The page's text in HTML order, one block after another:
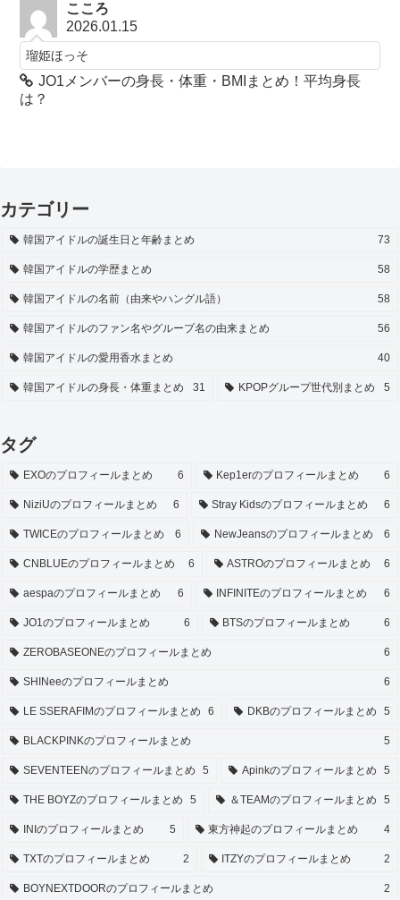
こころ
2026.01.15
瑠姫ほっそ
JO1メンバーの身長・体重・BMIまとめ！平均身長
は？
カテゴリー
韓国アイドルの誕生日と年齢まとめ 73
韓国アイドルの学歴まとめ 58
韓国アイドルの名前（由来やハングル語） 58
韓国アイドルのファン名やグループ名の由来まとめ 56
韓国アイドルの愛用香水まとめ 40
韓国アイドルの身長・体重まとめ 31 KPOPグループ世代別まとめ 5
タグ
EXOのプロフィールまとめ 6 Kep1erのプロフィールまとめ 6
NiziUのプロフィールまとめ 6 Stray Kidsのプロフィールまとめ 6
TWICEのプロフィールまとめ 6 NewJeansのプロフィールまとめ 6
CNBLUEのプロフィールまとめ 6 ASTROのプロフィールまとめ 6
aespaのプロフィールまとめ 6 INFINITEのプロフィールまとめ 6
JO1のプロフィールまとめ 6 BTSのプロフィールまとめ 6
ZEROBASEONEのプロフィールまとめ 6
SHINeeのプロフィールまとめ 6
LE SSERAFIMのプロフィールまとめ 6 DKBのプロフィールまとめ 5
BLACKPINKのプロフィールまとめ 5
SEVENTEENのプロフィールまとめ 5 Apinkのプロフィールまとめ 5
THE BOYZのプロフィールまとめ 5 ＆TEAMのプロフィールまとめ 5
INIのプロフィールまとめ 5 東方神起のプロフィールまとめ 4
TXTのプロフィールまとめ 2 ITZYのプロフィールまとめ 2
BOYNEXTDOORのプロフィールまとめ 2